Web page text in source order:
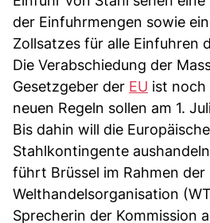
der Einfuhrmengen sowie
Zollsatzes für alle Einfuhren
Die Verabschiedung der
Gesetzgeber der EU ist noch
neuen Regeln sollen am 1.
Bis dahin will die
Stahlkontingente
führt Brüssel im Rahmen der
Welthandelsorganisation
Sprecherin der Kommission